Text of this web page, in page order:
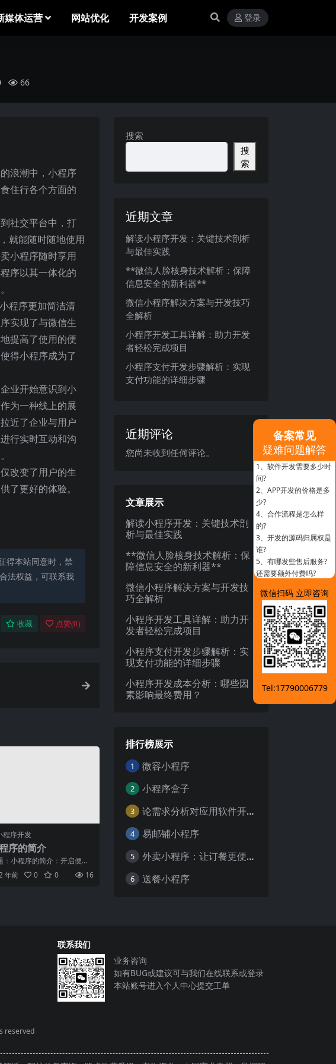
媒体运营 网站优化 开发案例 登录
66
浪潮中，小程序
住行各个方面的
社交平台中，打
就能随时随地使用
小程序随时享用
序以其一体化的
程序更加简洁清
实现了与微信生
提高了使用的便
得小程序成为了
业开始意识到小
为一种线上的展
近了企业与用户
行实时互动和沟
改变了用户的生
了更好的体验。
得本站同意时，禁
法权益，可联系我
收藏 点赞(0)
程序开发
序的简介
：小程序的简介：开启便捷
的新时代随着移动互联网的
发展，小程序作为一种
年前 0 0 16
搜索
搜
索
近期文章
解读小程序开发：关键技术剖析
与最佳实践
**微信人脸核身技术解析：保障
信息安全的新利器**
微信小程序解决方案与开发技巧
全解析
小程序开发工具详解：助力开发
者轻松完成项目
小程序支付开发步骤解析：实现
支付功能的详细步骤
近期评论
您尚未收到任何评论。
文章展示
解读小程序开发：关键技术剖
析与最佳实践
**微信人脸核身技术解析：保
障信息安全的新利器**
微信小程序解决方案与开发技
巧全解析
小程序开发工具详解：助力开
发者轻松完成项目
小程序支付开发步骤解析：实
现支付功能的详细步骤
小程序开发成本分析：哪些因
素影响最终费用？
排行榜展示
1 微容小程序
2 小程序盒子
3 论需求分析对应用软件开发的重要性
4 易邮铺小程序
5 外卖小程序：让订餐更便捷，吃货的福音
6 送餐小程序
联系我们
业务咨询
如有BUG或建议可与我们在线联系或登录
本站账号进入个人中心提交工单
reserved
备案常见
疑难问题解答
1、 软件开发需要多少时
间?
2、 APP开发的价格是多
少?
4、 合作流程是怎么样
的?
3、 开发的源码归属权是
谁?
5、 有哪发些售后服务?
还需要额外付费吗?
微信扫码 立即咨询
Tel:17790006779